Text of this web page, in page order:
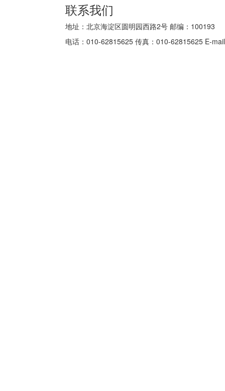
联系我们
地址：北京海淀区圆明园西路2号 邮编：100193
电话：010-62815625 传真：010-62815625 E-